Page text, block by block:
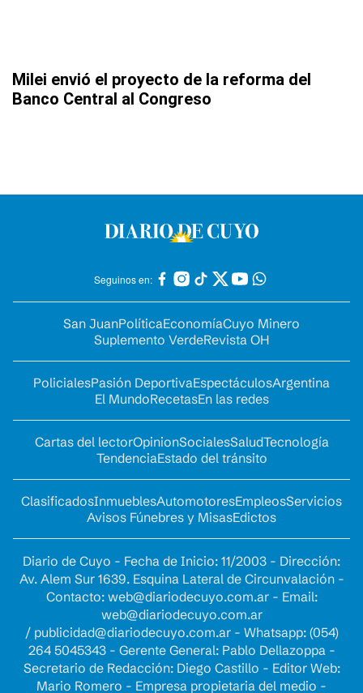
Milei envió el proyecto de la reforma del
Banco Central al Congreso
Seguinos en:
San JuanPolíticaEconomíaCuyo Minero
Suplemento VerdeRevista OH
PolicialesPasión DeportivaEspectáculosArgentina
El MundoRecetasEn las redes
Cartas del lectorOpinionSocialesSaludTecnología
TendenciaEstado del tránsito
ClasificadosInmueblesAutomotoresEmpleosServicios
Avisos Fúnebres y MisasEdictos
Diario de Cuyo - Fecha de Inicio: 11/2003 - Dirección:
Av. Alem Sur 1639. Esquina Lateral de Circunvalación -
Contacto: web@diariodecuyo.com.ar- Email:
web@diariodecuyo.com.ar
/ publicidad@diariodecuyo.com.ar- Whatsapp: (054)
264 5045343 - Gerente General: Pablo Dellazoppa -
Secretario de Redacción: Diego Castillo - Editor Web:
Mario Romero - Empresa propietaria del medio -